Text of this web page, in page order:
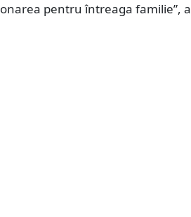
pentru întreaga familie”, a